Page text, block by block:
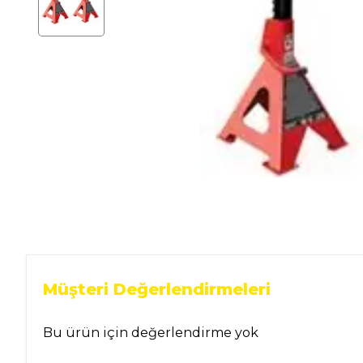
Ev Gereçleri
Hırdavat
Malzemeleri
Seramik
Müşteri Değerlendirmeleri
Bu ürün için değerlendirme yok